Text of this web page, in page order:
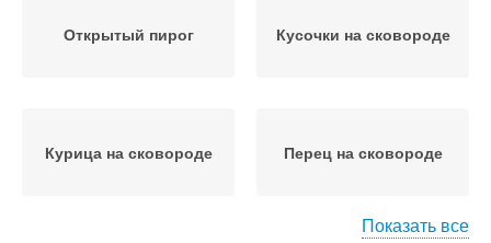
Открытый пирог Кусочки на сковороде
Курица на сковороде Перец на сковороде
Показать все